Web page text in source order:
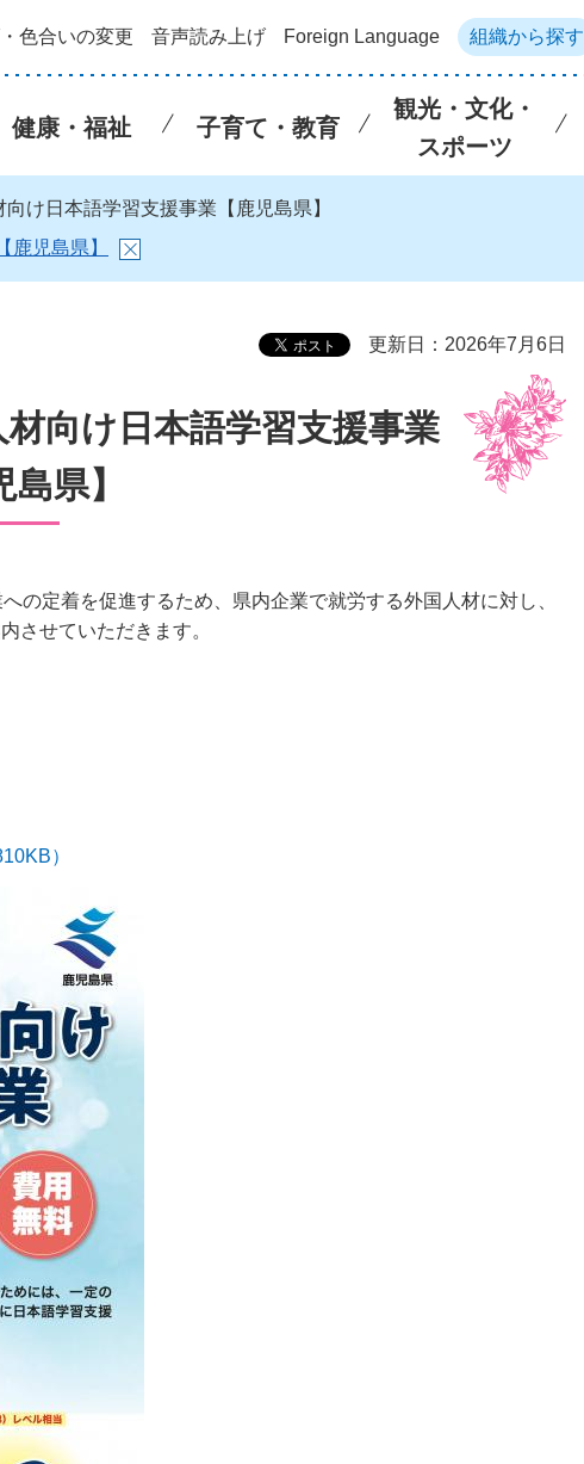
色合いの変更 音声読み上げ Foreign Language 組織から探す
健康・福祉 子育て・教育
観光・文化・
スポーツ
け日本語学習支援事業【鹿児島県】
児島県】
更新日：2026年7月6日
向け日本語学習支援事業
島県】
の定着を促進するため、県内企業で就労する外国人材に対し、
させていただきます。
）